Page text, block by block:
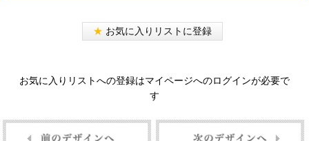
★ お気に入りリストに登録
お気に入りリストへの登録はマイページへのログインが必要で
す